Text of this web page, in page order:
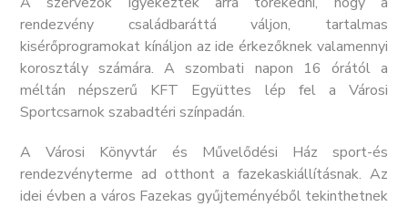
rendezvény családbaráttá váljon, tartalmas
kisérőprogramokat kínáljon az ide érkezőknek valamennyi
korosztály számára. A szombati napon 16 órától a
méltán népszerű KFT Együttes lép fel a Városi
Sportcsarnok szabadtéri színpadán.
A Városi Könyvtár és Művelődési Ház sport-és
rendezvényterme ad otthont a fazekaskiállításnak. Az
idei évben a város Fazekas gyűjteményéből tekinthetnek